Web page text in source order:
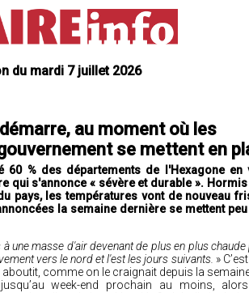
du mardi 7 juillet 2026
au moment où les
se mettent en
60 % des départements de l'Hexagone en
qui s'annonce « sévère et durable ».
pays, les températures vont de nouveau
la semaine dernière se mettent
une masse d'air devenant de plus en plus
vers le nord et l'est les jours suivants. »
comme on le craignait depuis la
week-end prochain au moins,